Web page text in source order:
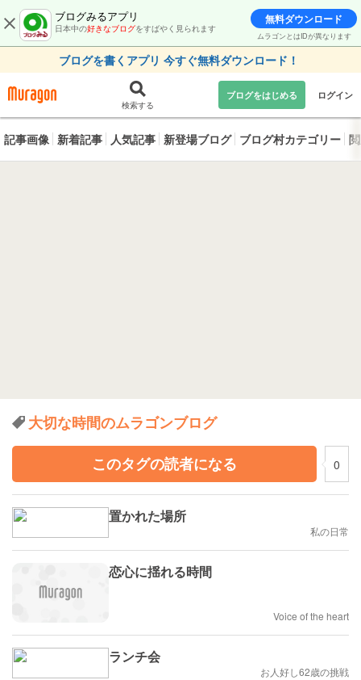
ブログみるアプリ
日本中の好きなブログをすばやく見られます
無料ダウンロード
ムラゴンとはIDが異なります
ブログを書くアプリ 今すぐ無料ダウンロード！
検索する
ブログをはじめる ログイン
記事画像 新着記事 人気記事 新登場ブログ ブログ村カテゴリー
大切な時間のムラゴンブログ
このタグの読者になる
0
置かれた場所
私の日常
恋心に揺れる時間
Voice of the heart
ランチ会
お人好し62歳の挑戦